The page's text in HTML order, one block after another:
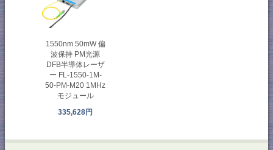
1550nm 50mW 偏
波保持 PM光源
DFB半導体レーザ
ー FL-1550-1M-
50-PM-M20 1MHz
モジュール
335,628円